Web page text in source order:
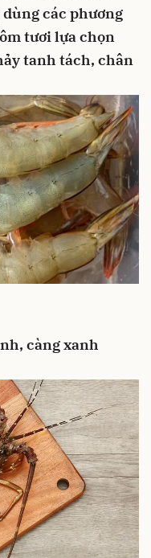
các phương
tươilựa chọn
tanh tách, chân
càng xanh